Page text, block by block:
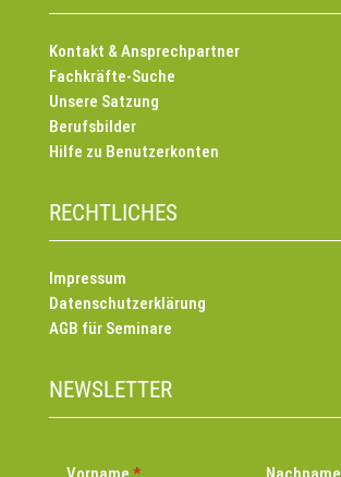
Kontakt & Ansprechpartner
Fachkräfte-Suche
Unsere Satzung
Berufsbilder
Hilfe zu Benutzerkonten
RECHTLICHES
Impressum
Datenschutzerklärung
AGB für Seminare
NEWSLETTER